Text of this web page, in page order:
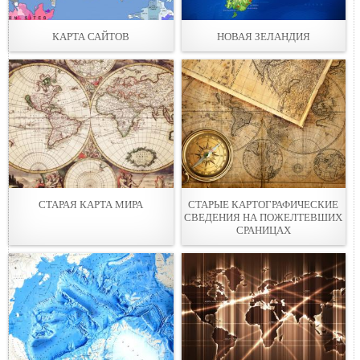
КАРТА САЙТОВ НОВАЯ ЗЕЛАНДИЯ
СТАРАЯ КАРТА МИРА
СТАРЫЕ КАРТОГРАФИЧЕСКИЕ
СВЕДЕНИЯ НА ПОЖЕЛТЕВШИХ
СРАНИЦАХ